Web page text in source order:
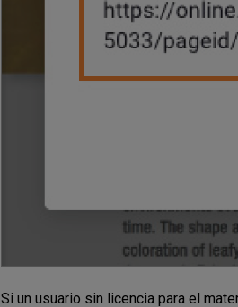
Si un usuario sin licencia para el